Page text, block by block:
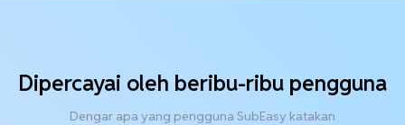
Dipercayai oleh beribu-ribu pengguna
Dengar apa yang pengguna SubEasy katakan